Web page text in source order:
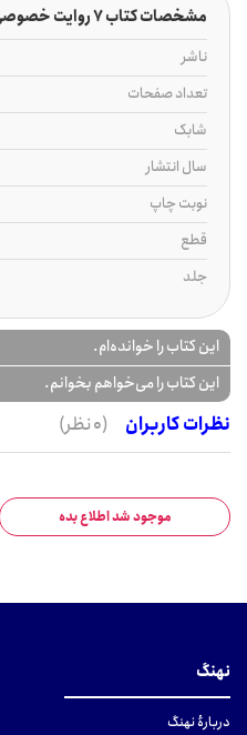
مشخصات کتاب 7 روایت خصوصی از زندگی سیدموسی صدر
ناشر
تعداد صفحات
شابک
سال انتشار
نوبت چاپ
قطع
جلد
این کتاب را خوانده‌ام.
این کتاب را می‌خواهم بخوانم.
نظرات کاربران
(0 نظر)
موجود شد اطلاع بده
نهنگ
دربارهٔ نهنگ